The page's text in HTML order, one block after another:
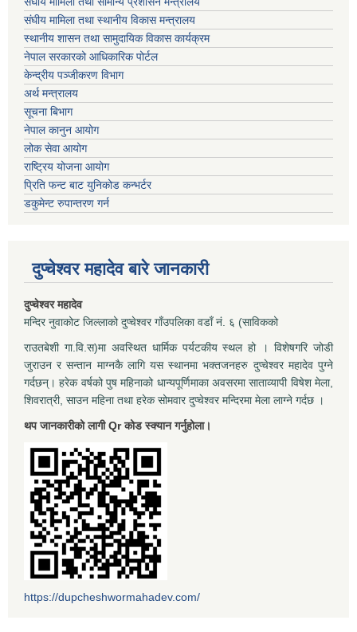
संघीय मामिला तथा स्थानीय विकास मन्त्रालय
स्थानीय शासन तथा सामुदायिक विकास कार्यक्रम
नेपाल सरकारको आधिकारिक पोर्टल
केन्द्रीय पञ्जीकरण विभाग
अर्थ मन्त्रालय
सूचना बिभाग
नेपाल कानुन आयोग
लोक सेवा आयोग
राष्ट्रिय योजना आयोग
प्रिति फन्ट बाट युनिकोड कन्भर्टर
डकुमेन्ट रुपान्तरण गर्न
दुप्चेश्वर महादेव बारे जानकारी
दुप्चेश्वर महादेव
मन्दिर नुवाकोट जिल्लाको दुप्चेश्वर गाँउपलिका वडाँ नं. ६ (साविकको
राउतबेशी गा.वि.स)मा अवस्थित धार्मिक पर्यटकीय स्थल हो । विशेषगरि जोडी
जुराउन र सन्तान माग्नकै लागि यस स्थानमा भक्तजनहरु दुप्चेश्वर महादेव पुग्ने
गर्दछन्। हरेक वर्षको पुष महिनाको धान्यपूर्णिमाका अवसरमा साताव्यापी विषेश मेला,
शिवरात्री, साउन महिना तथा हरेक सोमवार दुप्चेश्वर मन्दिरमा मेला लाग्ने गर्दछ ।
थप जानकारीको लागी Qr कोड स्क्यान गर्नुहोला।
https://dupcheshwormahadev.com/